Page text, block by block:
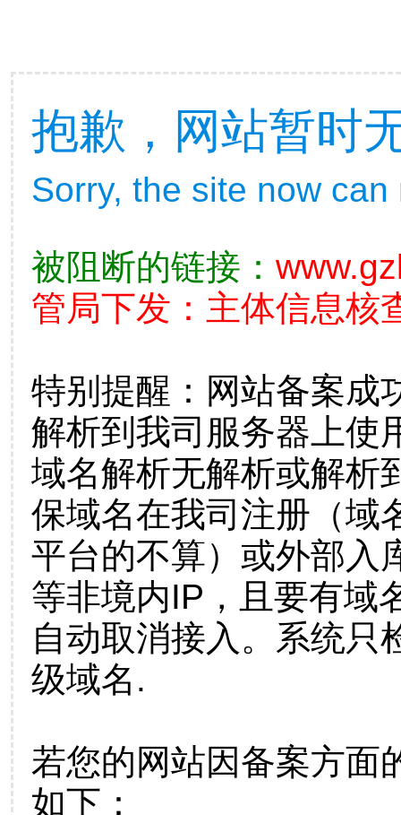
抱歉，网站暂时
Sorry, the site now
被阻断的链接：
管局下发：主体信息核
特别提醒：网站备案成
解析到我司服务器上使
域名解析无解析或解析
保域名在我司注册（域
平台的不算）或外部入
等非境内IP，且要有域
自动取消接入。系统只
级域名.
若您的网站因备案方面
如下：